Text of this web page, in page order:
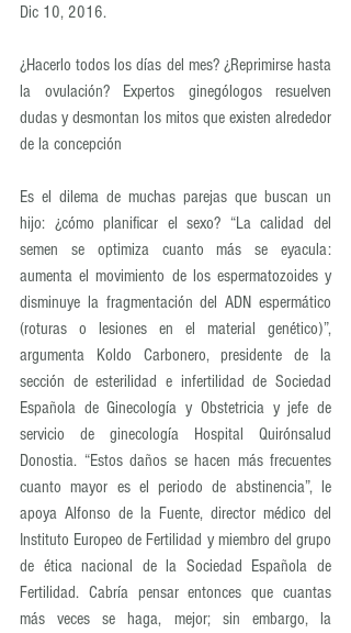
Dic 10, 2016.
¿Hacerlo todos los días del mes? ¿Reprimirse hasta
la ovulación? Expertos ginególogos resuelven
dudas y desmontan los mitos que existen alrededor
de la concepción
Es el dilema de muchas parejas que buscan un
hijo: ¿cómo planificar el sexo? “La calidad del
semen se optimiza cuanto más se eyacula:
aumenta el movimiento de los espermatozoides y
disminuye la fragmentación del ADN espermático
(roturas o lesiones en el material genético)”,
argumenta Koldo Carbonero, presidente de la
sección de esterilidad e infertilidad de Sociedad
Española de Ginecología y Obstetricia y jefe de
servicio de ginecología Hospital Quirónsalud
Donostia. “Estos daños se hacen más frecuentes
cuanto mayor es el periodo de abstinencia”, le
apoya Alfonso de la Fuente, director médico del
Instituto Europeo de Fertilidad y miembro del grupo
de ética nacional de la Sociedad Española de
Fertilidad. Cabría pensar entonces que cuantas
más veces se haga, mejor; sin embargo, la